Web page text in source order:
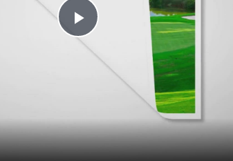
Play
Video